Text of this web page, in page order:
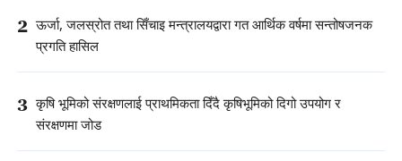
2 ऊर्जा, जलस्रोत तथा सिँचाइ मन्त्रालयद्वारा गत आर्थिक वर्षमा सन्तोषजनक
प्रगति हासिल
3 कृषि भूमिको संरक्षणलाई प्राथमिकता दिँदै कृषिभूमिको दिगो उपयोग र
संरक्षणमा जोड